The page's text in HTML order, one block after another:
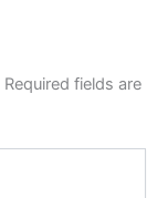
Required fields are